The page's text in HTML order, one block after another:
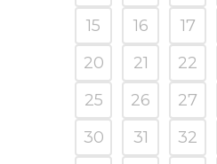
15
16 17
20
21 22
25
26 27
30
31 32